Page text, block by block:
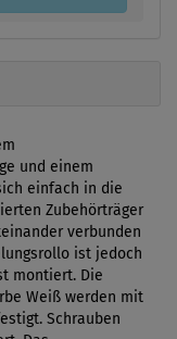
und einem
einfach in die
Zubehörträger
verbunden
ist jedoch
montiert. Die
Weiß werden mit
Schrauben